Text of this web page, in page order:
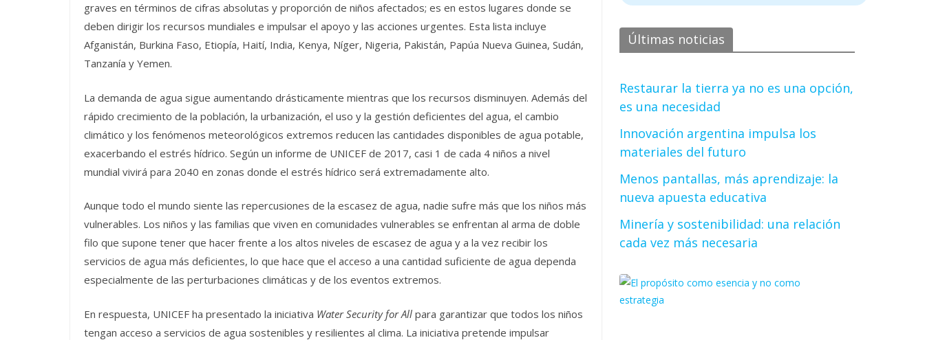
graves en términos de cifras absolutas y proporción de niños afectados; es en estos lugares donde se
deben dirigir los recursos mundiales e impulsar el apoyo y las acciones urgentes. Esta lista incluye
Afganistán, Burkina Faso, Etiopía, Haití, India, Kenya, Níger, Nigeria, Pakistán, Papúa Nueva Guinea, Sudán,
Tanzanía y Yemen.
La demanda de agua sigue aumentando drásticamente mientras que los recursos disminuyen. Además del
rápido crecimiento de la población, la urbanización, el uso y la gestión deficientes del agua, el cambio
climático y los fenómenos meteorológicos extremos reducen las cantidades disponibles de agua potable,
exacerbando el estrés hídrico. Según un informe de UNICEF de 2017, casi 1 de cada 4 niños a nivel
mundial vivirá para 2040 en zonas donde el estrés hídrico será extremadamente alto.
Aunque todo el mundo siente las repercusiones de la escasez de agua, nadie sufre más que los niños más
vulnerables. Los niños y las familias que viven en comunidades vulnerables se enfrentan al arma de doble
filo que supone tener que hacer frente a los altos niveles de escasez de agua y a la vez recibir los
servicios de agua más deficientes, lo que hace que el acceso a una cantidad suficiente de agua dependa
especialmente de las perturbaciones climáticas y de los eventos extremos.
En respuesta, UNICEF ha presentado la iniciativa Water Security for All para garantizar que todos los niños
tengan acceso a servicios de agua sostenibles y resilientes al clima. La iniciativa pretende impulsar
Últimas noticias
Restaurar la tierra ya no es una opción,
es una necesidad
Innovación argentina impulsa los
materiales del futuro
Menos pantallas, más aprendizaje: la
nueva apuesta educativa
Minería y sostenibilidad: una relación
cada vez más necesaria